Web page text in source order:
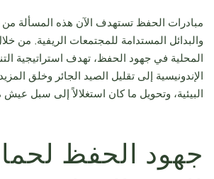
مبادرات الحفظ تستهدف الآن هذه المسألة من
والبدائل المستدامة للمجتمعات الريفية. من
المحلية في جهود الحفظ، تهدف استراتيجية
الإندونيسية إلى تقليل الصيد الجائر وخلق
البيئية، وتحويل ما كان استغلالاً إلى سبل
جهود الحفظ